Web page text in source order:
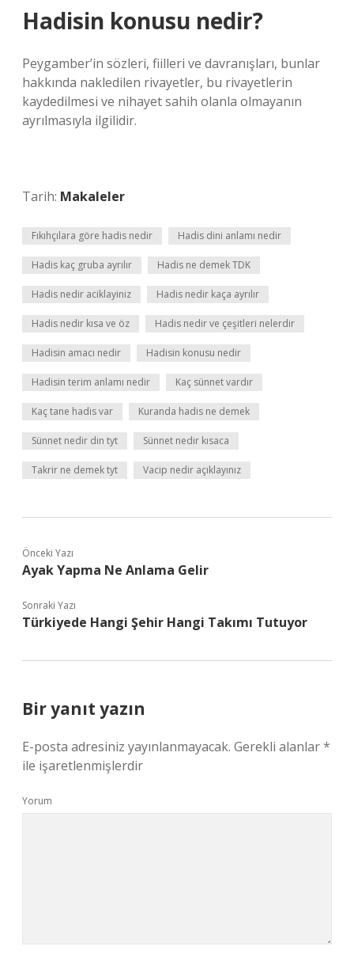
Hadisin konusu nedir?
Peygamber’in sözleri, fiilleri ve davranışları, bunlar
hakkında nakledilen rivayetler, bu rivayetlerin
kaydedilmesi ve nihayet sahih olanla olmayanın
ayrılmasıyla ilgilidir.
Tarih: Makaleler
Fıkıhçılara göre hadis nedir Hadis dini anlamı nedir
Hadis kaç gruba ayrılır Hadis ne demek TDK
Hadis nedir aciklayiniz Hadis nedir kaça ayrılır
Hadis nedir kısa ve öz Hadis nedir ve çeşitleri nelerdir
Hadisin amacı nedir Hadisin konusu nedir
Hadisin terim anlamı nedir Kaç sünnet vardır
Kaç tane hadis var Kuranda hadis ne demek
Sünnet nedir din tyt Sünnet nedir kısaca
Takrir ne demek tyt Vacip nedir açıklayınız
Önceki Yazı
Ayak Yapma Ne Anlama Gelir
Sonraki Yazı
Türkiyede Hangi Şehir Hangi Takımı Tutuyor
Bir yanıt yazın
E-posta adresiniz yayınlanmayacak. Gerekli alanlar*
ile işaretlenmişlerdir
Yorum